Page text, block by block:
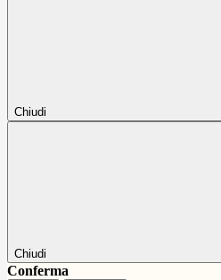
Chiudi
Chiudi
Conferma